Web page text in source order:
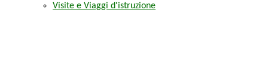
Visite e Viaggi d'istruzione